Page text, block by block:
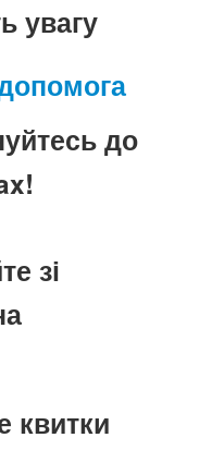
увагу
до
зі
квитки